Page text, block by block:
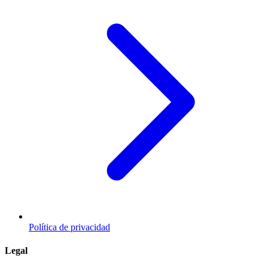
Política de privacidad
Legal